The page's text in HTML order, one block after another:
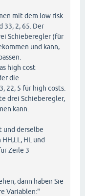
mit dem low risk
33, 2, 65. Der
Schieberegler (für
und kann,
high cost
die
22, 5 für high costs.
drei Schieberegler,
kann.
und derselbe
HL und
Zeile 3
dann haben Sie
Variablen:"